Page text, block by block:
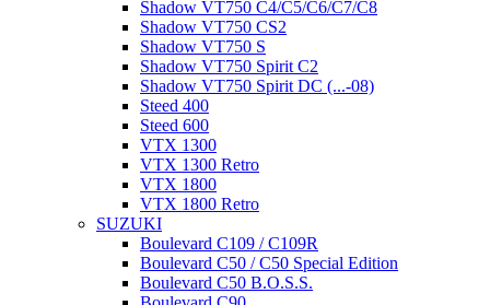
Shadow VT750 C4/C5/C6/C7/C8
Shadow VT750 CS2
Shadow VT750 S
Shadow VT750 Spirit C2
Shadow VT750 Spirit DC (...-08)
Steed 400
Steed 600
VTX 1300
VTX 1300 Retro
VTX 1800
VTX 1800 Retro
SUZUKI
Boulevard C109 / C109R
Boulevard C50 / C50 Special Edition
Boulevard C50 B.O.S.S.